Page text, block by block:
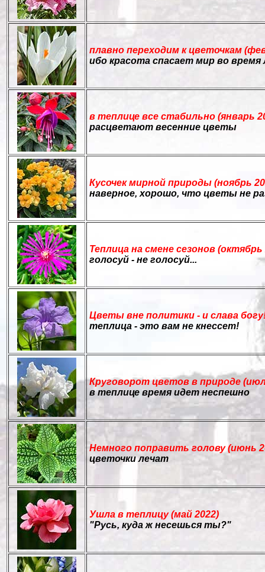
плавно переходим к цветочкам
ибо красота спасает мир во
в теплице все стабильно (январь
расцветают весенние цветы
Кусочек мирной природы (ноябрь
наверное, хорошо, что цветы не
Теплица на смене сезонов (октябрь
голосуй - не голосуй...
Цветы вне политики - и слава
теплица - это вам не кнессет!
Круговорот цветов в природе
в теплице время идет неспешно
Немного поправить голову (июнь
цветочки лечат
Ушла в теплицу (май 2022)
"Русь, куда ж несешься ты?"